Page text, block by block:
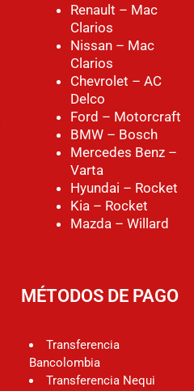
Renault – Mac
Clarios
Nissan – Mac
Clarios
Chevrolet – AC
Delco
Ford – Motorcraft
BMW – Bosch
Mercedes Benz –
Varta
Hyundai – Rocket
Kia – Rocket
Mazda – Willard
MÉTODOS DE PAGO
Transferencia
Bancolombia
Transferencia Nequi